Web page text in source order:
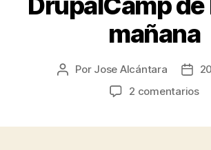
mañana
Autor
Por Jose Alcántara
de
2 comentariosen